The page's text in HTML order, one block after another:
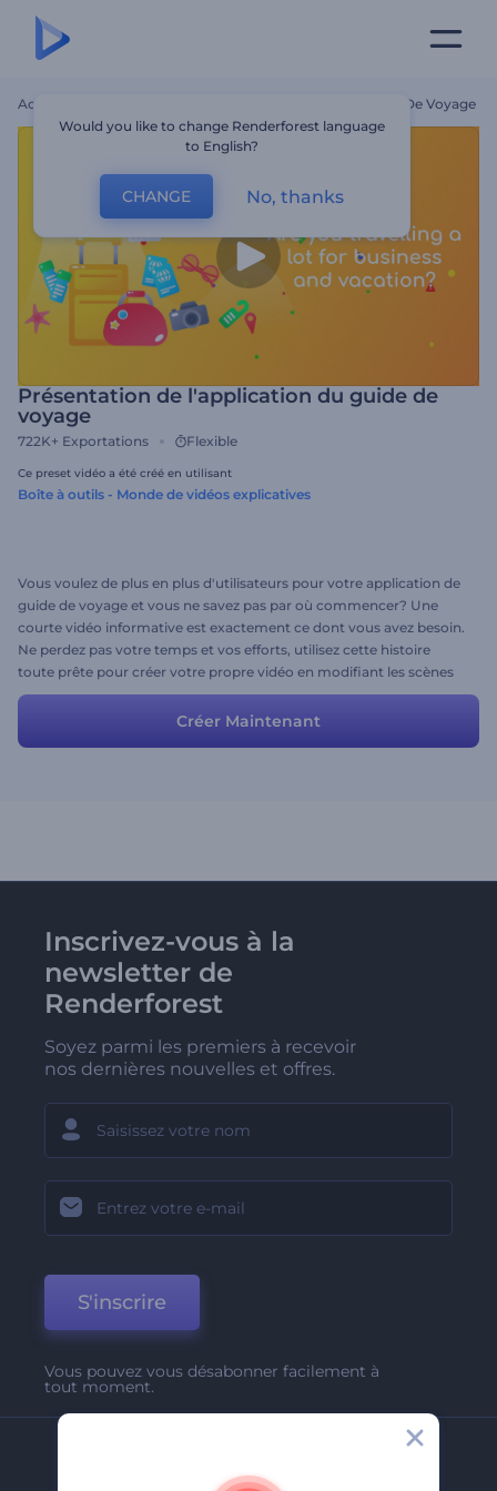
Accueil Présentation De L'application Du Guide De Voyage
Présentation de l'application du guide de
voyage
722K+ Exportations Flexible
Ce preset vidéo a été créé en utilisant
Boîte à outils - Monde de vidéos explicatives
Vous voulez de plus en plus d'utilisateurs pour votre application de
guide de voyage et vous ne savez pas par où commencer? Une
courte vidéo informative est exactement ce dont vous avez besoin.
Ne perdez pas votre temps et vos efforts, utilisez cette histoire
toute prête pour créer votre propre vidéo en modifiant les scènes
avec vos propres fichiers multimédia et descriptions.
Créer Maintenant
Inscrivez-vous à la
newsletter de
Renderforest
Soyez parmi les premiers à recevoir
nos dernières nouvelles et offres.
S'inscrire
Vous pouvez vous désabonner facilement à
tout moment.
Would you like to change Renderforest language
to English?
CHANGE No, thanks